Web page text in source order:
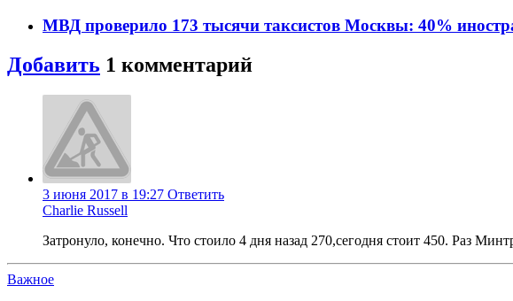
МВД проверило 173 тысячи таксистов Москвы: 40%
Добавить 1 комментарий
3 июня 2017 в 19:27 Ответить
Charlie Russell
Затронуло, конечно. Что стоило 4 дня назад 270,сегодня стоит 450. Раз
Важное